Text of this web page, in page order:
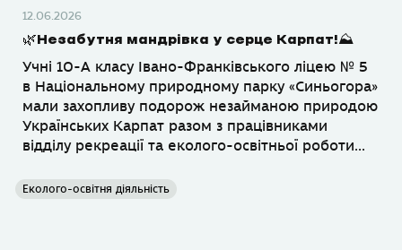
12.06.2026
🌿Незабутня мандрівка у серце Карпат!⛰️
Учні 10-А класу Івано-Франківського ліцею № 5
в Національному природному парку «Синьогора»
мали захопливу подорож незайманою природою
Українських Карпат разом з працівниками
відділу рекреації та еколого-освітньої роботи...
Еколого-освітня діяльність